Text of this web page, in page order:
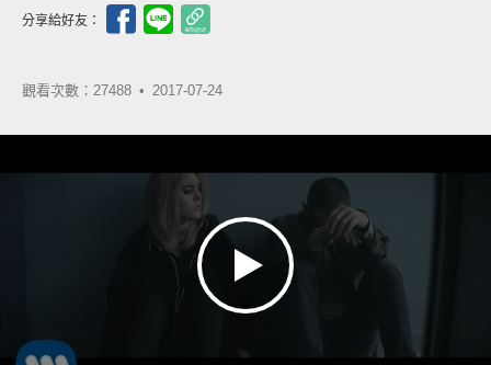
分享給好友：
觀看次數：27488 • 2017-07-24